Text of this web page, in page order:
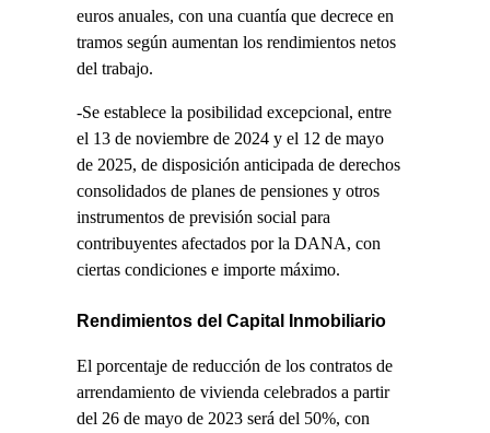
euros anuales, con una cuantía que decrece en
tramos según aumentan los rendimientos netos
del trabajo.
-Se establece la posibilidad excepcional, entre
el 13 de noviembre de 2024 y el 12 de mayo
de 2025, de disposición anticipada de derechos
consolidados de planes de pensiones y otros
instrumentos de previsión social para
contribuyentes afectados por la DANA, con
ciertas condiciones e importe máximo.
Rendimientos del Capital Inmobiliario
El porcentaje de reducción de los contratos de
arrendamiento de vivienda celebrados a partir
del 26 de mayo de 2023 será del 50%, con